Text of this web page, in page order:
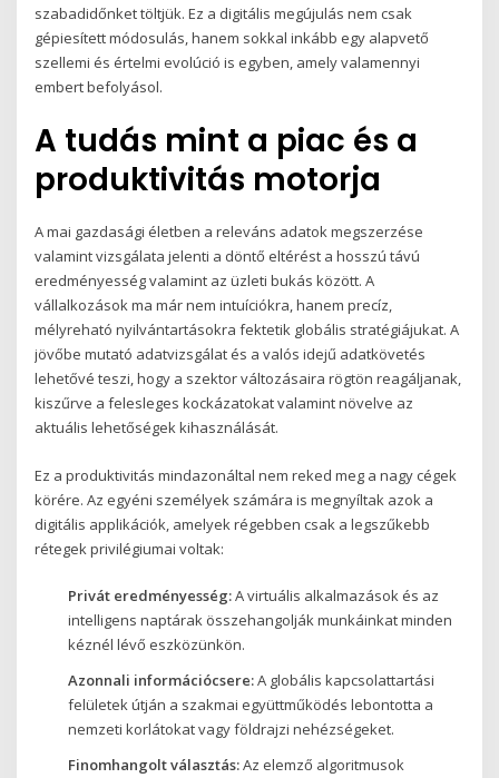
szabadidőnket töltjük. Ez a digitális megújulás nem csak
gépiesített módosulás, hanem sokkal inkább egy alapvető
szellemi és értelmi evolúció is egyben, amely valamennyi
embert befolyásol.
A tudás mint a piac és a
produktivitás motorja
A mai gazdasági életben a releváns adatok megszerzése
valamint vizsgálata jelenti a döntő eltérést a hosszú távú
eredményesség valamint az üzleti bukás között. A
vállalkozások ma már nem intuíciókra, hanem precíz,
mélyreható nyilvántartásokra fektetik globális stratégiájukat. A
jövőbe mutató adatvizsgálat és a valós idejű adatkövetés
lehetővé teszi, hogy a szektor változásaira rögtön reagáljanak,
kiszűrve a felesleges kockázatokat valamint növelve az
aktuális lehetőségek kihasználását.
Ez a produktivitás mindazonáltal nem reked meg a nagy cégek
körére. Az egyéni személyek számára is megnyíltak azok a
digitális applikációk, amelyek régebben csak a legszűkebb
rétegek privilégiumai voltak:
Privát eredményesség:A virtuális alkalmazások és az
intelligens naptárak összehangolják munkáinkat minden
kéznél lévő eszközünkön.
Azonnali információcsere:A globális kapcsolattartási
felületek útján a szakmai együttműködés lebontotta a
nemzeti korlátokat vagy földrajzi nehézségeket.
Finomhangolt választás:Az elemző algoritmusok